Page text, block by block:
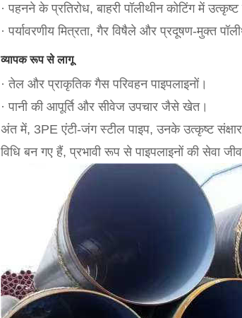
· पहनने के प्रतिरोध, बाहरी पॉलीथीन कोटिंग में
· पर्यावरणीय मित्रता, गैर विषैले और प्रदूषण-मुक्त
व्यापक रूप से लागू
· तेल और प्राकृतिक गैस परिवहन पाइपलाइनों।
· पानी की आपूर्ति और सीवेज उपचार जैसे खेत।
अंत में, 3PE एंटी-जंग स्टील पाइप, उनके उत्कृष्ट
विधि बन गए हैं, प्रभावी रूप से पाइपलाइनों की सेवा